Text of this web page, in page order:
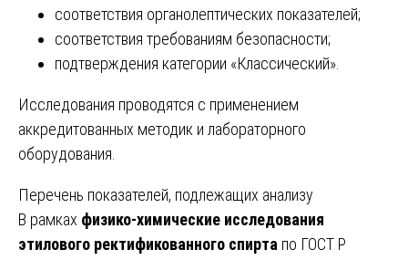
соответствия органолептических показателей;
соответствия требованиям безопасности;
подтверждения категории «Классический».
Исследования проводятся с применением
аккредитованных методик и лабораторного
оборудования.
Перечень показателей, подлежащих анализу
В рамках физико-химические исследования
этилового ректификованного спирта по ГОСТ Р